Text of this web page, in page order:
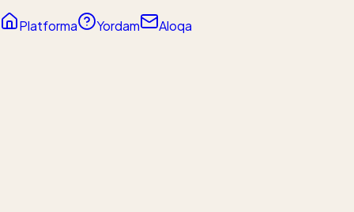
Platforma Yordam Aloqa